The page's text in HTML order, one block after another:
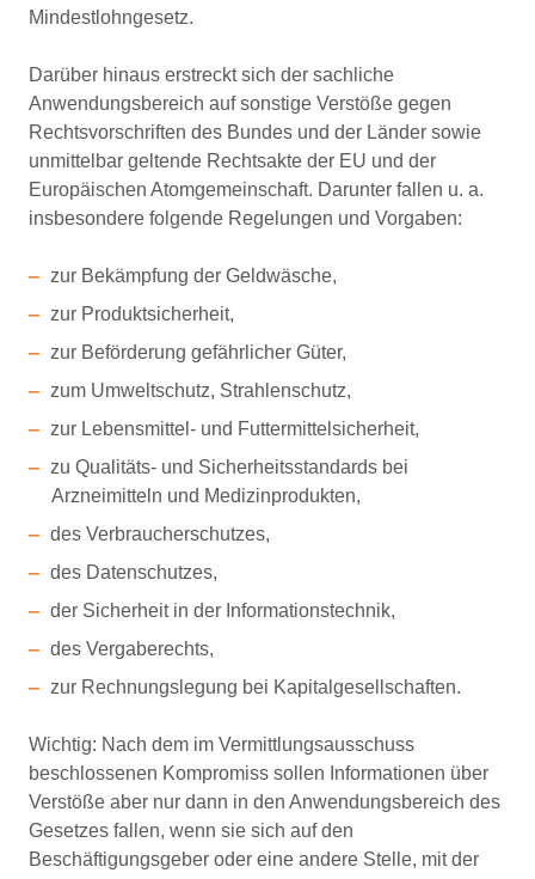
Mindestlohngesetz.
Darüber hinaus erstreckt sich der sachliche
Anwendungsbereich auf sonstige Verstöße gegen
Rechtsvorschriften des Bundes und der Länder sowie
unmittelbar geltende Rechtsakte der EU und der
Europäischen Atomgemeinschaft. Darunter fallen u. a.
insbesondere folgende Regelungen und Vorgaben:
zur Bekämpfung der Geldwäsche,
zur Produktsicherheit,
zur Beförderung gefährlicher Güter,
zum Umweltschutz, Strahlenschutz,
zur Lebensmittel- und Futtermittelsicherheit,
zu Qualitäts- und Sicherheitsstandards bei
Arzneimitteln und Medizinprodukten,
des Verbraucherschutzes,
des Datenschutzes,
der Sicherheit in der Informationstechnik,
des Vergaberechts,
zur Rechnungslegung bei Kapitalgesellschaften.
Wichtig: Nach dem im Vermittlungsausschuss
beschlossenen Kompromiss sollen Informationen über
Verstöße aber nur dann in den Anwendungsbereich des
Gesetzes fallen, wenn sie sich auf den
Beschäftigungsgeber oder eine andere Stelle, mit der